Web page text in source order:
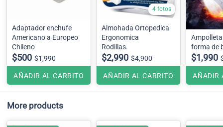
Adaptador enchufe
Americano a Europeo
Chileno
$500 $1,990
AÑADIR AL CARRITO
4 fotos
Almohada Ortopedica
Ergonomica
Rodillas.
$2,990 $4,900
AÑADIR AL CARRITO
Ampolleta Led
forma de
$1,990
AÑADIR
More products